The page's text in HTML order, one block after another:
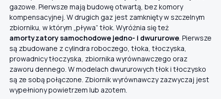
gazowe. Pierwsze mają budowę otwartą, bez komory
kompensacyjnej. W drugich gaz jest zamknięty w szczelnym
zbiorniku, w którym „pływa” tłok. Wyróżnia się też
amortyzatory samochodowe jedno- i dwururowe . Pierwsze
są zbudowane z cylindra roboczego, tłoka, tłoczyska,
prowadnicy tłoczyska, zbiornika wyrównawczego oraz
zaworu dennego. W modelach dwururowych tłok i tłoczysko
są ze sobą połączone. Zbiornik wyrównawczy zazwyczaj jest
wypełniony powietrzem lub azotem.